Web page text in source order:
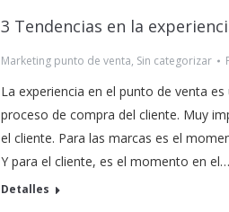
3 Tendencias en la
Marketing punto de venta, Sin categorizar
La experiencia en el punto de venta
proceso de compra del cliente. Muy
el cliente. Para las marcas es el
Y para el cliente, es el momento en el…
Detalles